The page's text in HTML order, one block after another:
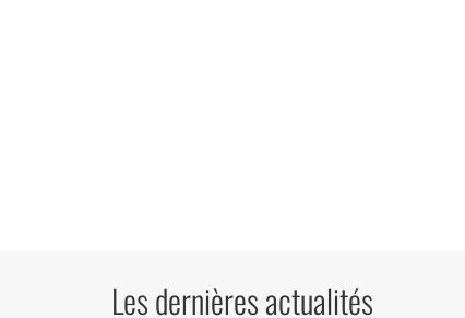
Les dernières actualités